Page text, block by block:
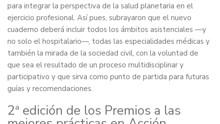
para integrar la perspectiva de la salud planetaria en el
ejercicio profesional. Así pues, subrayaron que el nuevo
cuaderno deberá incluir todos los ámbitos asistenciales —y
no solo el hospitalario—, todas las especialidades médicas y
también la mirada de la sociedad civil, con la voluntad de
que sea el resultado de un proceso multidisciplinar y
participativo y que sirva como punto de partida para futuras
guías y recomendaciones.
2ª edición de los Premios a las